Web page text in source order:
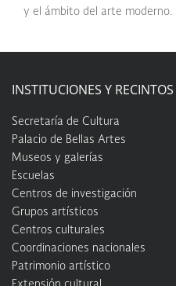
y el ámbito del arte moderno.
INSTITUCIONES Y RECINTOS
Secretaría de Cultura
Palacio de Bellas Artes
Museos y galerías
Escuelas
Centros de investigación
Grupos artísticos
Centros culturales
Coordinaciones nacionales
Patrimonio artístico